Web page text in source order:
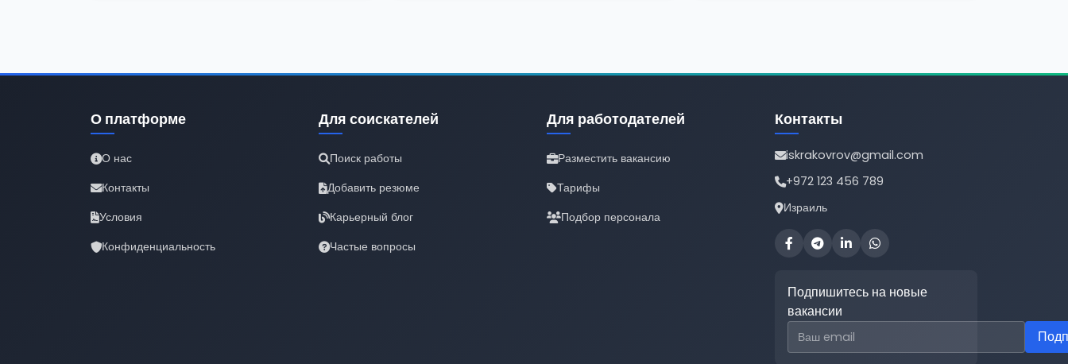
О платформе
О нас
Контакты
Условия
Конфиденциальность
Для соискателей
Поиск работы
Добавить резюме
Карьерный блог
Частые вопросы
Для работодателей
Разместить вакансию
Тарифы
Подбор персонала
Контакты
iskrakovrov@gmail.com
+972 123 456 789
Израиль
Подпишитесь на новые
вакансии
Email для подписки